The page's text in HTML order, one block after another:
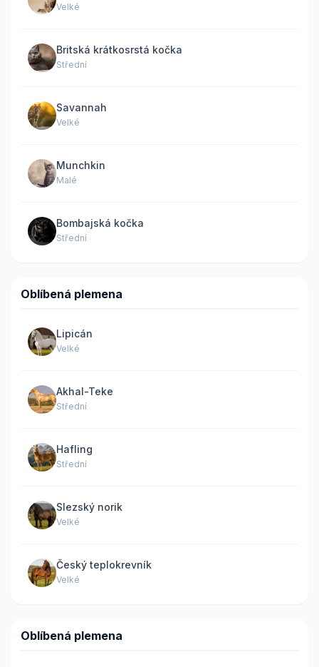
Velké
Britská krátkosrstá kočka
Střední
Savannah
Velké
Munchkin
Malé
Bombajská kočka
Střední
Oblíbená plemena
Lipicán
Velké
Akhal-Teke
Střední
Hafling
Střední
Slezský norik
Velké
Český teplokrevník
Velké
Oblíbená plemena